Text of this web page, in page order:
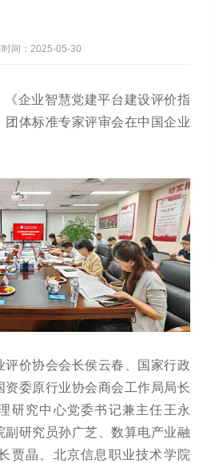
时间：2025-05-30
企业智慧党建平台建设评价指
团体标准专家评审会在中国企业
评价协会会长侯云春、国家行政
资委原行业协会商会工作局局长
研究中心党委书记兼主任王永
副研究员孙广芝、数算电产业融
贾晶、北京信息职业技术学院